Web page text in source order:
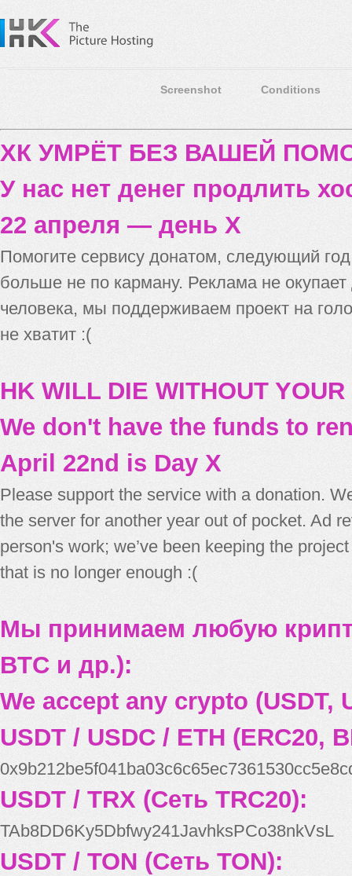
Screenshot Conditions
ХК УМРЁТ БЕЗ ВАШЕЙ
У нас нет денег продлить
22 апреля — день X
Помогите сервису донатом, следующий
больше не по карману. Реклама не
человека, мы поддерживаем проект на
не хватит :(
HK WILL DIE WITHOUT
We don't have the funds to
April 22nd is Day X
Please support the service with a donation.
the server for another year out of pocket. Ad
person's work; we’ve been keeping the
that is no longer enough :(
Мы принимаем любую
BTC и др.):
We accept any crypto (USDT,
USDT / USDC / ETH (ERC20,
USDT / TRX (Сеть TRC20):
TAb8DD6Ky5Dbfwy241JavhksPCo38nkVsL
USDT / TON (Сеть TON):